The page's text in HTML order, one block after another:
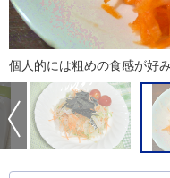
個人的には粗めの食感が好